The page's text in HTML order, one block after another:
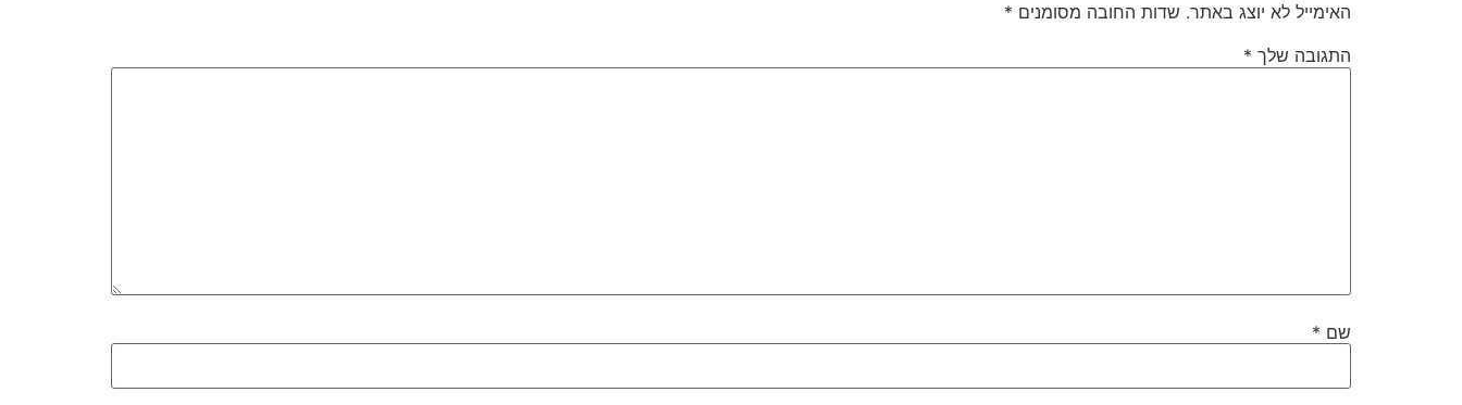
האימייל לא יוצג באתר. שדות החובה מסומנים *
התגובה שלך *
שם *